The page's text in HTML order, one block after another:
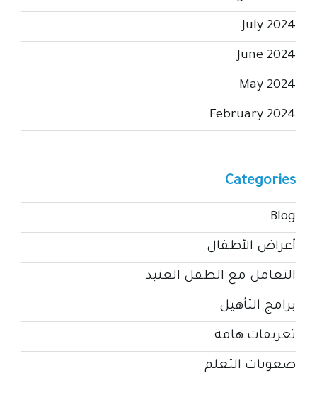
July 2024
June 2024
May 2024
February 2024
Categories
Blog
أعراض الأطفال
التعامل مع الطفل العنيد
برامج التأهيل
تعريفات هامة
صعوبات التعلم